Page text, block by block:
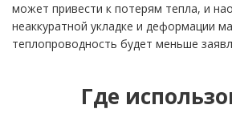
может привести к потерям тепла, и
неаккуратной укладке и деформации
теплопроводность будет меньше
Где